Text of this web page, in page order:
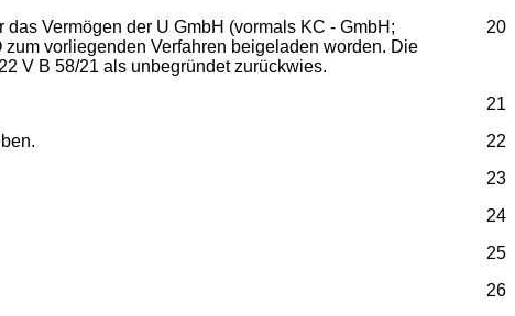
20
Vermögen der U GmbH (vormals KC - GmbH;
vorliegenden Verfahren beigeladen worden. Die
V B 58/21 als unbegründet zurückwies.
21
22
23
24
25
26